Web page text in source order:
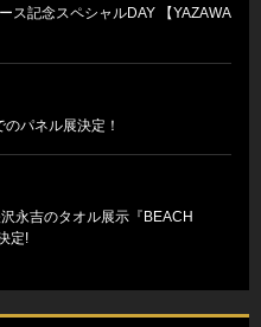
ス記念スペシャルDAY 【YAZAWA
パネル展決定！
永吉のタオル展示『BEACH
定!